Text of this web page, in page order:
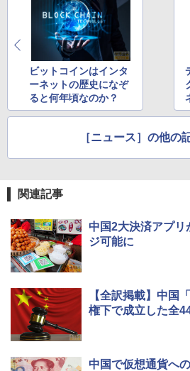
ビットコインはインタ
ーネットの歴史になぞ
ると何年頃なのか？
［ニュース］の他の
関連記事
中国2大決済アプ
ジ可能に
【全訳掲載】中国
権下で成立した全
中国で仮想通貨へ